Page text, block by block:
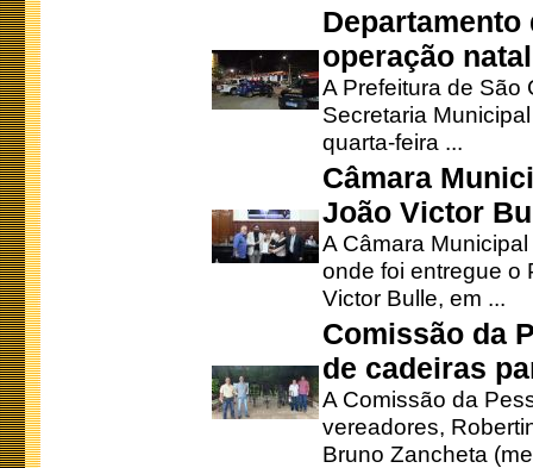
operação
A Prefeitura de São
Secretaria
quarta-feira ...
Câmara
João Victor
A Câmara
onde foi entregue o
Victor Bulle, em ...
Comissão da
de cadeiras
A Comissão da
vereadores,
Bruno Zancheta